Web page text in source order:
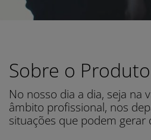
Sobre o Produto
No nosso dia a dia, seja na
âmbito profissional, nos
situações que podem gerar